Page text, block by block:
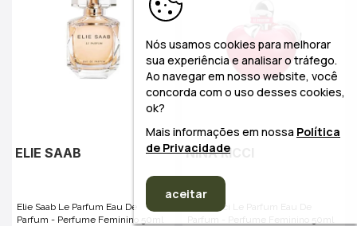
ELIE SAAB
Elie Saab Le Parfum Eau De
Parfum - Perfume Feminino 50ml
NINA RICCI
Nina Ricci Le Parfum Eau De
Parfum - Perfume Feminino 50ml
Nós usamos cookies para melhorar
sua experiência e analisar o tráfego.
Ao navegar em nosso website, você
concorda com o uso desses cookies,
ok?
Mais informações em nossa Política
de Privacidade
aceitar